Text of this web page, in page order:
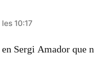
10:17
Sergi Amador que